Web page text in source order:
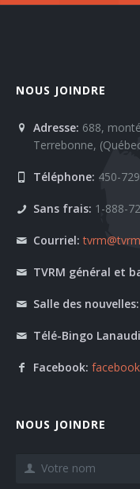
NOUS JOINDRE
Adresse: 688,
Terrebonne,
Téléphone: 450-
Sans frais: 1-888-
Courriel:
TVRM général et
Salle des nouvelles:
Télé-Bingo
Facebook:
NOUS JOINDRE